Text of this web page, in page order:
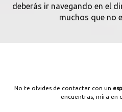
deberás ir navegando en el
muchos que no
No te olvides de contactar con un
encuentras, mira en